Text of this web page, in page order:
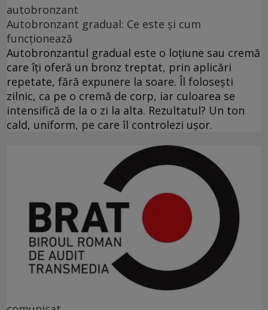
autobronzant
Autobronzant gradual: Ce este și cum
funcționează
Autobronzantul gradual este o loțiune sau cremă
care îți oferă un bronz treptat, prin aplicări
repetate, fără expunere la soare. Îl folosești
zilnic, ca pe o cremă de corp, iar culoarea se
intensifică de la o zi la alta. Rezultatul? Un ton
cald, uniform, pe care îl controlezi ușor.